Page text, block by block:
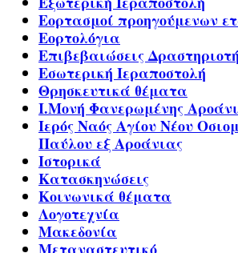
Εορτασμοί προηγούμενων
Εορτολόγια
Επιβεβαιώσεις
Εσωτερική Ιεραποστολή
Θρησκευτικά θέματα
Ι.Μονή Φανερωμένης
Ιερός Ναός Αγίου Νέου
Παύλου εξ Αροάνιας
Ιστορικά
Κατασκηνώσεις
Κοινωνικά θέματα
Λογοτεχνία
Μακεδονία